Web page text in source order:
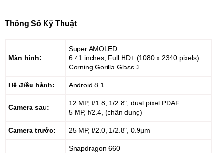
Thông Số Kỹ Thuật
Màn hình:
Super AMOLED
6.41 inches, Full HD+ (1080 x 2340 pixels)
Corning Gorilla Glass 3
Hệ điều hành: Android 8.1
Camera sau:
12 MP, f/1.8, 1/2.8", dual pixel PDAF
5 MP, f/2.4, (chân dung)
Camera trước: 25 MP, f/2.0, 1/2.8", 0.9µm
Snapdragon 660